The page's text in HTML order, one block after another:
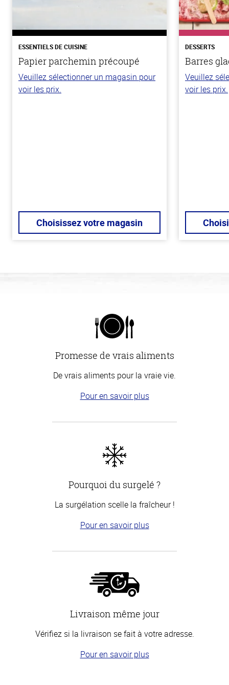
ESSENTIELS DE CUISINE
Papier parchemin précoupé
Veuillez sélectionner un magasin pour
voir les prix.
Choisissez votre magasin
DESSERTS
Barres
Veuillez
voir les prix.
Promesse de vrais aliments
De vrais aliments pour la vraie vie.
Pour en savoir plus
Pourquoi du surgelé ?
La surgélation scelle la fraîcheur !
Pour en savoir plus
Livraison même jour
Vérifiez si la livraison se fait à votre adresse.
Pour en savoir plus